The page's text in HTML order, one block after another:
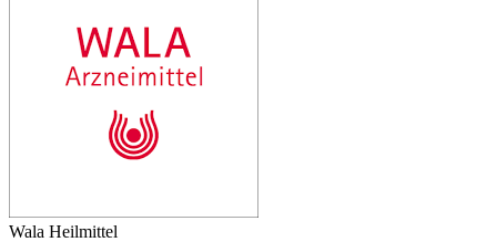
Wala Heilmittel